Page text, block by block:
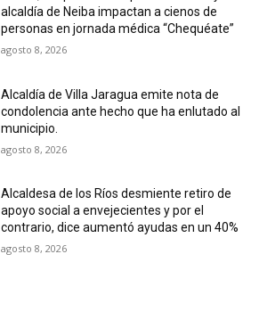
alcaldía de Neiba impactan a cienos de
personas en jornada médica “Chequéate”
agosto 8, 2026
Alcaldía de Villa Jaragua emite nota de
condolencia ante hecho que ha enlutado al
municipio.
agosto 8, 2026
Alcaldesa de los Ríos desmiente retiro de
apoyo social a envejecientes y por el
contrario, dice aumentó ayudas en un 40%
agosto 8, 2026